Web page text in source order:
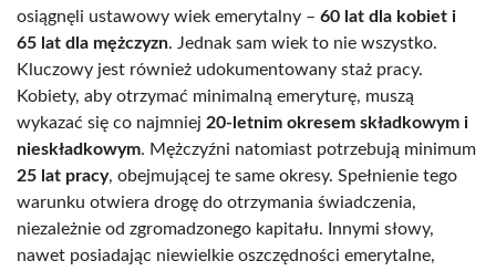
osiągnęli ustawowy wiek emerytalny – 60 lat dla kobiet i
65 lat dla mężczyzn. Jednak sam wiek to nie wszystko.
Kluczowy jest również udokumentowany staż pracy.
Kobiety, aby otrzymać minimalną emeryturę, muszą
wykazać się co najmniej 20-letnim okresem składkowym i
nieskładkowym. Mężczyźni natomiast potrzebują minimum
25 lat pracy, obejmującej te same okresy. Spełnienie tego
warunku otwiera drogę do otrzymania świadczenia,
niezależnie od zgromadzonego kapitału. Innymi słowy,
nawet posiadając niewielkie oszczędności emerytalne,